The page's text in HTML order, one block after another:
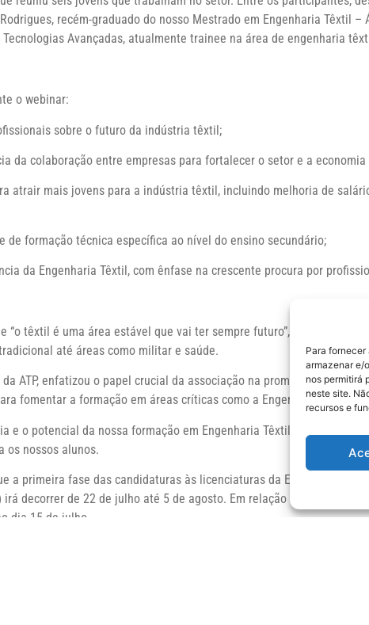
Para
armazenar e/
nos permitirá
neste site.
recursos e
recém-graduado do nosso Mestrado em Engenharia Têxtil –
Avançadas, atualmente trainee na área de engenharia
o webinar:
sobre o futuro da indústria têxtil;
da colaboração entre empresas para fortalecer o setor e a
atrair mais jovens para a indústria têxtil, incluindo melhoria de
de formação técnica específica ao nível do ensino secundário;
da Engenharia Têxtil, com ênfase na crescente procura por
“o têxtil é uma área estável que vai ter sempre futuro”, mencionando
até áreas como militar e saúde.
ATP, enfatizou o papel crucial da associação na promoção do setor
fomentar a formação em áreas críticas como a Engenharia Têxtil.
e o potencial da nossa formação em Engenharia Têxtil, demonstrando
os nossos alunos.
a primeira fase das candidaturas às licenciaturas da Escola de
irá decorrer de 22 de julho até 5 de agosto. Em relação aos
dia 15 de julho.